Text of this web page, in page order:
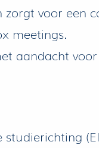
voor een
meetings.
aandacht